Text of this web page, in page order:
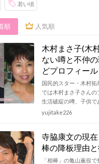
若い頃
順 人気順
木村まさ子(木
ない噂と不仲
どプロフィー
国民的スター・木村
では木村まさ子さん
生活破綻の噂、子供
yujitake226
寺脇康文の現
棒の降板理由
「相棒」の亀山薫役